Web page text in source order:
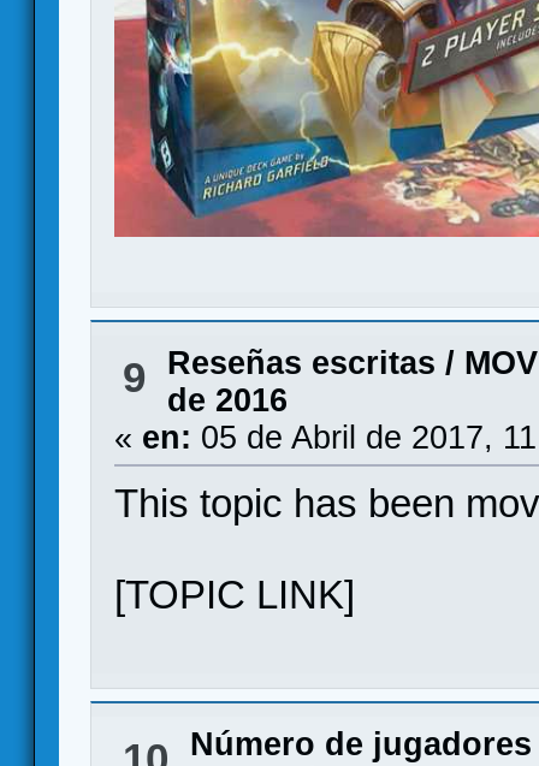
9 Reseñas escritas /
de 2016
« en: 05 de Abril de 2017,
This topic has been
[TOPIC LINK]
Número de jugadores